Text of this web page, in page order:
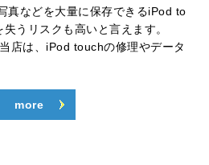
真などを大量に保存できるiPod to
うリスクも高いと言えます。
店は、iPod touchの修理やデータ
more